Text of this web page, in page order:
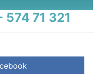
574 71 321